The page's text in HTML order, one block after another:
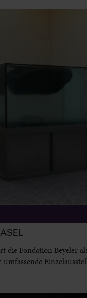
die Fondation Beyeler